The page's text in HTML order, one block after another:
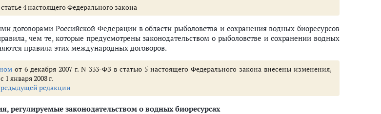
4 настоящего Федерального закона
договорами Российской Федерации в области рыболовства и сохранения водных биоресурсов
чем те, которые предусмотрены законодательством о рыболовстве и сохранении водных
правила этих международных договоров.
от 6 декабря 2007 г. N 333-ФЗ в статью 5 настоящего Федерального закона внесены изменения,
с 1 января 2008 г.
редакции
регулируемые законодательством о водных биоресурсах